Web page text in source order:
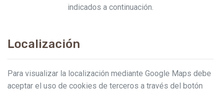
indicados a continuación.
Localización
Para visualizar la localización mediante Google Maps debe
aceptar el uso de cookies de terceros a través del botón